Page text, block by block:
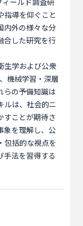
指導を仰ぐこと
内外の様々な分
合した研究を行
生学および公衆
機械学習・深層
らの予備知識は
ルは、社会的ニ
すことが期待さ
象を理解し、公
包括的な視点を
手法を習得する